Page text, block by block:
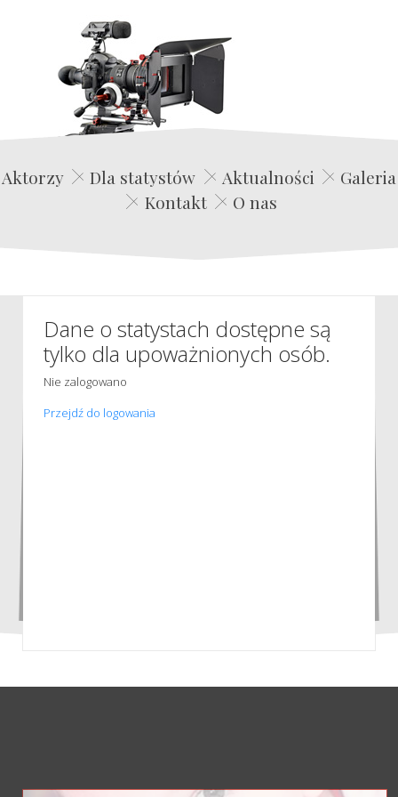
Edwin Film Agencja Aktorska
Aktorzy Dla statystów Aktualności
Galeria
Kontakt
O nas
Dane o statystach dostępne są
tylko dla upoważnionych osób.
Nie zalogowano
Przejdź do logowania